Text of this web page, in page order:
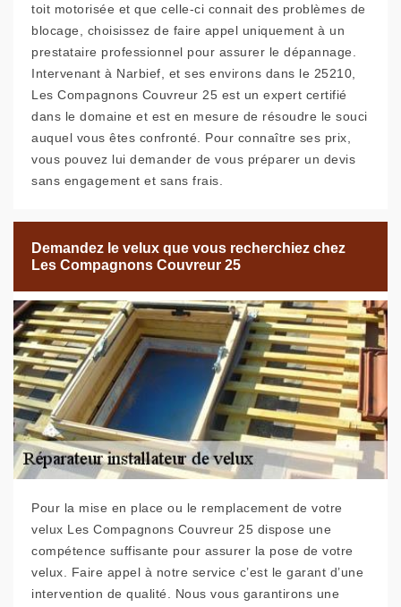
toit motorisée et que celle-ci connait des problèmes de
blocage, choisissez de faire appel uniquement à un
prestataire professionnel pour assurer le dépannage.
Intervenant à Narbief, et ses environs dans le 25210,
Les Compagnons Couvreur 25 est un expert certifié
dans le domaine et est en mesure de résoudre le souci
auquel vous êtes confronté. Pour connaître ses prix,
vous pouvez lui demander de vous préparer un devis
sans engagement et sans frais.
Demandez le velux que vous recherchiez chez
Les Compagnons Couvreur 25
Pour la mise en place ou le remplacement de votre
velux Les Compagnons Couvreur 25 dispose une
compétence suffisante pour assurer la pose de votre
velux. Faire appel à notre service c’est le garant d’une
intervention de qualité. Nous vous garantirons une